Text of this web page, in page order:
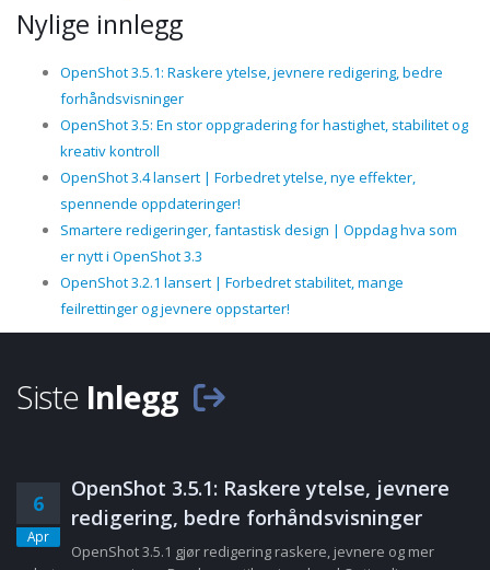
Nylige innlegg
OpenShot 3.5.1: Raskere ytelse, jevnere redigering, bedre
forhåndsvisninger
OpenShot 3.5: En stor oppgradering for hastighet, stabilitet og
kreativ kontroll
OpenShot 3.4 lansert | Forbedret ytelse, nye effekter,
spennende oppdateringer!
Smartere redigeringer, fantastisk design | Oppdag hva som
er nytt i OpenShot 3.3
OpenShot 3.2.1 lansert | Forbedret stabilitet, mange
feilrettinger og jevnere oppstarter!
Siste Inlegg
6
Apr
OpenShot 3.5.1: Raskere ytelse, jevnere
redigering, bedre forhåndsvisninger
OpenShot 3.5.1 gjør redigering raskere, jevnere og mer